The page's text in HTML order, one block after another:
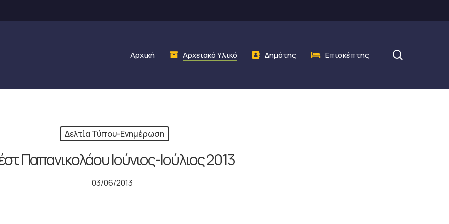
Αρχική Αρχειακό Υλικό Δημότης Επισκέπτης
Δελτία Τύπου-Ενημέρωση
Παπανικολάου Ιούνιος-Ιούλιος 2013
03/06/2013